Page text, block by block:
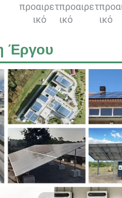
προαιρετ
ικό
προαιρετ
ικό
ικό
Έργου